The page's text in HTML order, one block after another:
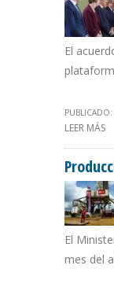
El
LEER MÁS
El
mes del